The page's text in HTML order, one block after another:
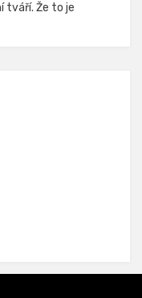
tváří. Že to je